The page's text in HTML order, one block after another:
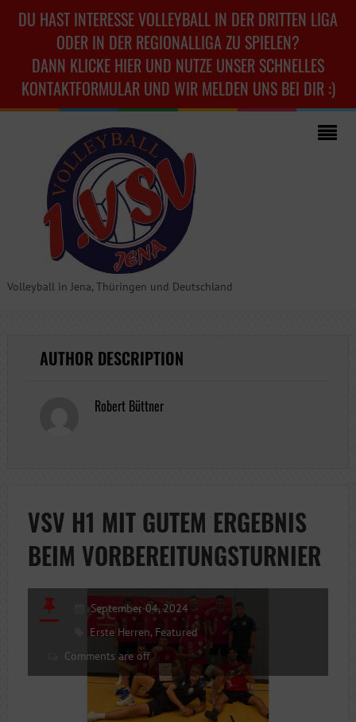
DU HAST INTERESSE VOLLEYBALL IN DER DRITTEN LIGA
ODER IN DER REGIONALLIGA ZU SPIELEN?
DANN KLICKE HIER UND NUTZE UNSER SCHNELLES
KONTAKTFORMULAR UND WIR MELDEN UNS BEI DIR :)
Volleyball in Jena, Thüringen und Deutschland
AUTHOR DESCRIPTION
Robert Büttner
VSV H1 MIT GUTEM ERGEBNIS
BEIM VORBEREITUNGSTURNIER
September 04, 2024
Erste Herren, Featured
Comments are off